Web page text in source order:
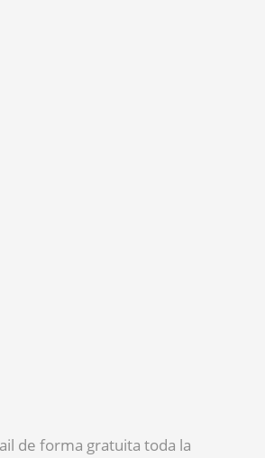
de forma gratuita toda la